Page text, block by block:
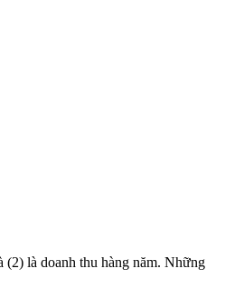
(2) là doanh thu hàng năm. Những